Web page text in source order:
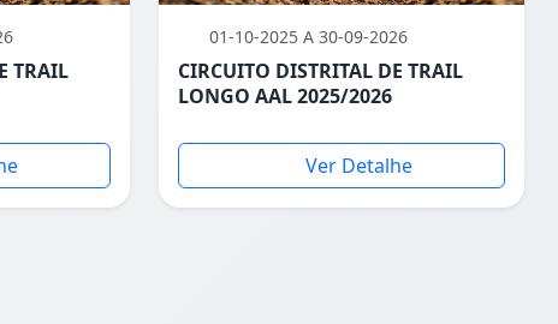
TRAIL
01-10-2025 A 30-09-2026
CIRCUITO DISTRITAL DE TRAIL
LONGO AAL 2025/2026
Ver Detalhe